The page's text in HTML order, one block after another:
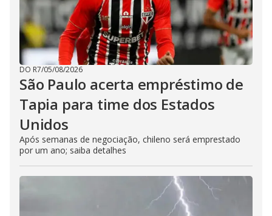
DO R7/05/08/2026
São Paulo acerta empréstimo de
Tapia para time dos Estados
Unidos
Após semanas de negociação, chileno será emprestado
por um ano; saiba detalhes